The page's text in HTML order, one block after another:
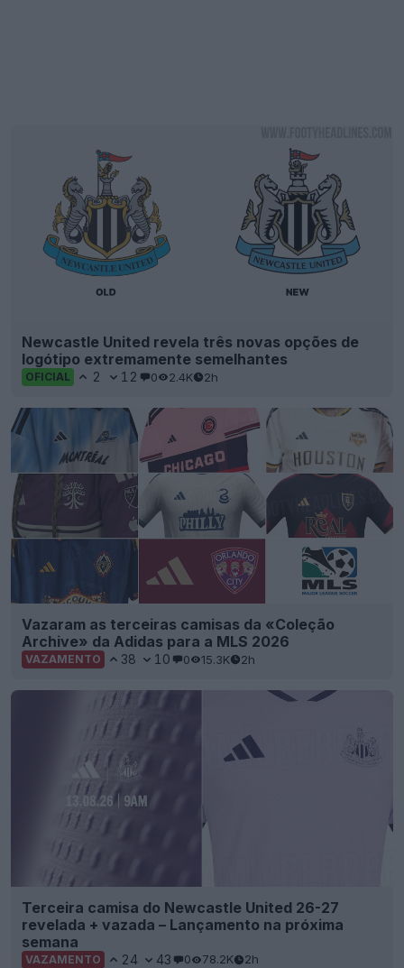
Newcastle United revela três novas opções de
logótipo extremamente semelhantes
OFICIAL 2 12 0 2.4K 2h
Vazaram as terceiras camisas da «Coleção
Archive» da Adidas para a MLS 2026
VAZAMENTO 38 10 0 15.3K 2h
Terceira camisa do Newcastle United 26-27
revelada + vazada – Lançamento na próxima
semana
VAZAMENTO 24 43 0 78.2K 2h